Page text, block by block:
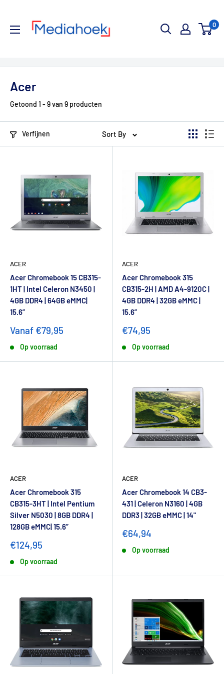
0
Acer
Getoond 1 - 9 van 9 producten
Verfijnen Sort By
ACER
Acer Chromebook 15 CB315-
1HT | Intel Celeron N3450 |
4GB DDR4 | 64GB eMMC|
15.6”
Vanaf €79,95
Op voorraad
ACER
Acer Chromebook 315
CB315-2H | AMD A4-9120C |
4GB DDR4 | 32GB eMMC |
15.6”
€74,95
Op voorraad
ACER
Acer Chromebook 315
CB315-3HT | Intel Pentium
Silver N5030 | 8GB DDR4 |
128GB eMMC| 15.6”
€124,95
Op voorraad
ACER
Acer Chromebook 14 CB3-
431 | Celeron N3160 | 4GB
DDR3 | 32GB eMMC | 14"
€64,94
Op voorraad